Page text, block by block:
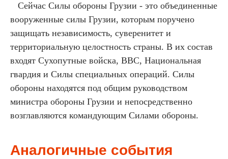
Сейчас Силы обороны Грузии - это объединенные
вооруженные силы Грузии, которым поручено
защищать независимость, суверенитет и
территориальную целостность страны. В их состав
входят Сухопутные войска, ВВС, Национальная
гвардия и Силы специальных операций. Силы
обороны находятся под общим руководством
министра обороны Грузии и непосредственно
возглавляются командующим Силами обороны.
Аналогичные события